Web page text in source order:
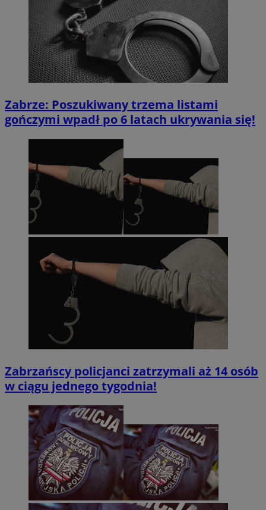
Zabrze: Poszukiwany trzema listami
gończymi wpadł po 6 latach ukrywania się!
Zabrzańscy policjanci zatrzymali aż 14 osób
w ciągu jednego tygodnia!